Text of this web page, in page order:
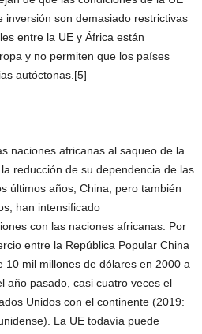
inversión son demasiado restrictivas
entre la UE y África están
y no permiten que los países
autóctonas.[5]
naciones africanas al saqueo de la
reducción de su dependencia de las
últimos años, China, pero también
han intensificado
con las naciones africanas. Por
entre la República Popular China
10 mil millones de dólares en 2000 a
año pasado, casi cuatro veces el
Unidos con el continente (2019:
La UE todavía puede